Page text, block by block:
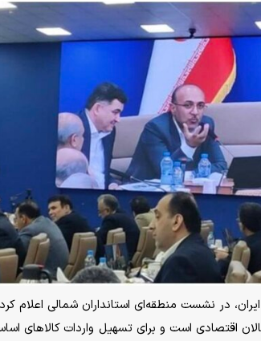
در نشست منطقه‌ای استانداران شمالی اعلام